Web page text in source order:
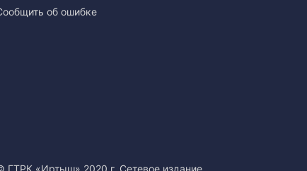
об ошибке